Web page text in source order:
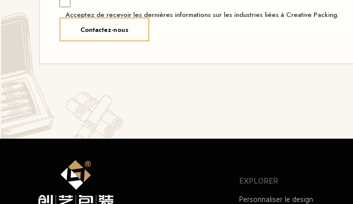
Acceptez de recevoir les dernières informations sur les industries liées à Creative Packing.
Contactez-nous
EXPLORER
Personnaliser le design